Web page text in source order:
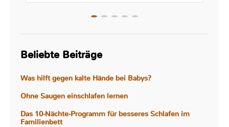
Beliebte Beiträge
Was hilft gegen kalte Hände bei Babys?
Ohne Saugen einschlafen lernen
Das 10-Nächte-Programm für besseres Schlafen im
Familienbett